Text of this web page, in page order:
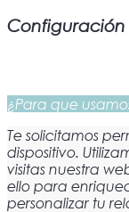
Configuración
¿Para que
Te solicitamos
dispositivo.
visitas nuestra
ello para
personalizar tu